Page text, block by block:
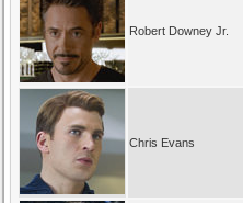
Robert Downey Jr.
Chris Evans